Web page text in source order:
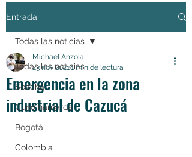
Entrada
Todas las noticias
Soacha
Cundinamarca
Bogotá
Colombia
Todas las noticias
Emergencia en la zona
industrial de Cazucá
Michael Anzola
23 nov 20211 min de lectura